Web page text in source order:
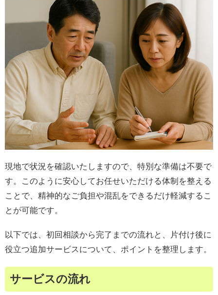
現地で状況を確認いたしますので、特別な準備は不要で
す。このように安心してお任せいただける体制を整える
ことで、精神的なご負担や混乱をできるだけ軽減するこ
とが可能です。
以下では、初回相談から完了までの流れと、片付け後に
役立つ追加サービスについて、ポイントを整理します。
サービスの流れ